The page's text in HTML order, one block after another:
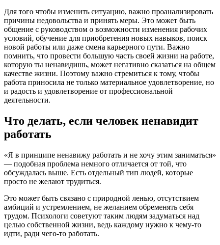
Для того чтобы изменить ситуацию, важно проанализировать
причины недовольства и принять меры. Это может быть
общение с руководством о возможности изменения рабочих
условий, обучение для приобретения новых навыков, поиск
новой работы или даже смена карьерного пути. Важно
помнить, что провести большую часть своей жизни на работе,
которую ты ненавидишь, может негативно сказаться на общем
качестве жизни. Поэтому важно стремиться к тому, чтобы
работа приносила не только материальное удовлетворение, но
и радость и удовлетворение от профессиональной
деятельности.
Что делать, если человек ненавидит
работать
«Я в принципе ненавижу работать и не хочу этим заниматься»
— подобная проблема немного отличается от той, что
обсуждалась выше. Есть отдельный тип людей, которые
просто не желают трудиться.
Это может быть связано с природной ленью, отсутствием
амбиций и устремлением, не желанием обременять себя
трудом. Психологи советуют таким людям задуматься над
целью собственной жизни, ведь каждому нужно к чему-то
идти, ради чего-то работать.